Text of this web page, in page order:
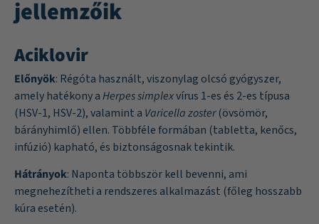
jellemzőik
Aciklovir
Előnyök: Régóta használt, viszonylag olcsó gyógyszer,
amely hatékony aHerpes simplexvírus 1-es és 2-es típusa
(HSV-1, HSV-2), valamint a Varicella zoster(övsömör,
bárányhimlő) ellen. Többféle formában (tabletta, kenőcs,
infúzió) kapható, és biztonságosnak tekintik.
Hátrányok: Naponta többször kell bevenni, ami
megnehezítheti a rendszeres alkalmazást (főleg hosszabb
kúra esetén).